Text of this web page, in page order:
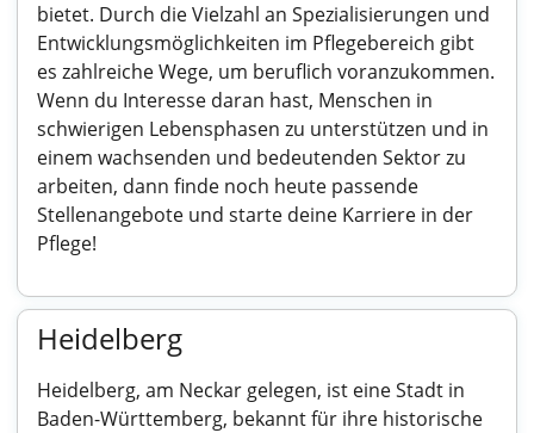
bietet. Durch die Vielzahl an Spezialisierungen und
Entwicklungsmöglichkeiten im Pflegebereich gibt
es zahlreiche Wege, um beruflich voranzukommen.
Wenn du Interesse daran hast, Menschen in
schwierigen Lebensphasen zu unterstützen und in
einem wachsenden und bedeutenden Sektor zu
arbeiten, dann finde noch heute passende
Stellenangebote und starte deine Karriere in der
Pflege!
Heidelberg
Heidelberg, am Neckar gelegen, ist eine Stadt in
Baden-Württemberg, bekannt für ihre historische